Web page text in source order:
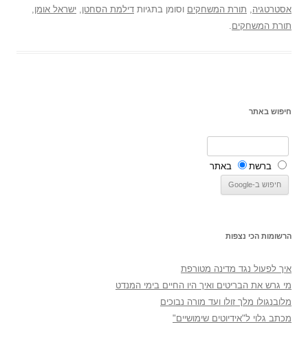
אסטרטגיה
תורת המשחקים וסומן בתגיות דילמת הסחטן ישראל אומן
תורת המשחקים
חיפוש באתר
ברשת באתר
הרשומות הכי נצפות
איך לפעול נגד מדינה מטורפת
מי גרש את הבריטים ואיך היו החיים בימי המנדט
מלובנגולו מלך זולו ועד מורה נבוכים
מכתב גלוי ל"אידיוטים שימושיים"